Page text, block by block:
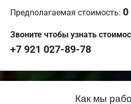
Предполагаемая стоимость: 0
Звоните чтобы узнать
+7 921 027-89-78
Как мы